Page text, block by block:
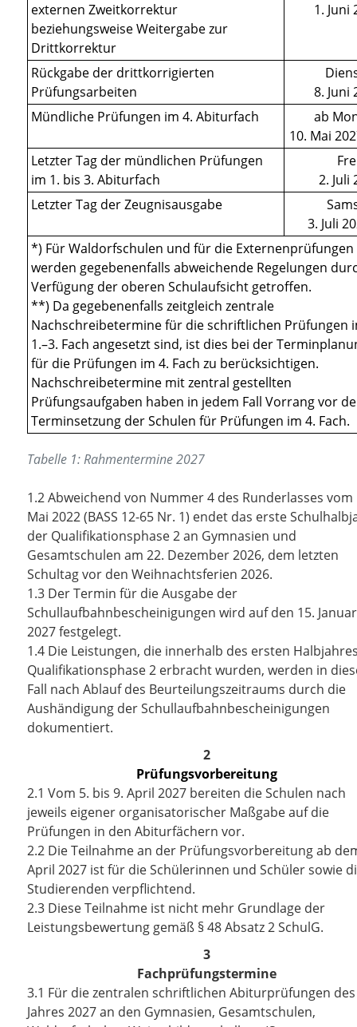
externen Zweitkorrektur
beziehungsweise Weitergabe zur
Drittkorrektur
1. Juni
Rückgabe der drittkorrigierten
Prüfungsarbeiten
8. Juni
Mündliche Prüfungen im 4. Abiturfach
ab
10. Mai
Letzter Tag der mündlichen Prüfungen
im 1. bis 3. Abiturfach
2. Juli
Letzter Tag der Zeugnisausgabe
3. Juli
*) Für Waldorfschulen und für die Externenprüfungen
werden gegebenenfalls abweichende Regelungen
Verfügung der oberen Schulaufsicht getroffen.
**) Da gegebenenfalls zeitgleich zentrale
Nachschreibetermine für die schriftlichen Prüfungen
1.–3. Fach angesetzt sind, ist dies bei der
für die Prüfungen im 4. Fach zu berücksichtigen.
Nachschreibetermine mit zentral gestellten
Prüfungsaufgaben haben in jedem Fall Vorrang vor
Terminsetzung der Schulen für Prüfungen im 4. Fach.
Tabelle 1: Rahmentermine 2027
1.2Abweichend von Nummer 4 des Runderlasses vom
Mai 2022 (BASS 12-65 Nr. 1) endet das erste
der Qualifikationsphase 2 an Gymnasien und
Gesamtschulen am 22. Dezember 2026, dem letzten
Schultag vor den Weihnachtsferien 2026.
1.3 Der Termin für die Ausgabe der
Schullaufbahnbescheinigungen wird auf den 15. Januar
2027 festgelegt.
1.4 Die Leistungen, die innerhalb des ersten
Qualifikationsphase 2 erbracht wurden, werden in
Fall nach Ablauf des Beurteilungszeitraums durch die
Aushändigung der Schullaufbahnbescheinigungen
dokumentiert.
2
Prüfungsvorbereitung
2.1 Vom 5. bis 9. April 2027 bereiten die Schulen nach
jeweils eigener organisatorischer Maßgabe auf die
Prüfungen in den Abiturfächern vor.
2.2 Die Teilnahme an der Prüfungsvorbereitung ab
April 2027 ist für die Schülerinnen und Schüler sowie
Studierenden verpflichtend.
2.3 Diese Teilnahme ist nicht mehr Grundlage der
Leistungsbewertung gemäß § 48 Absatz 2 SchulG.
3
Fachprüfungstermine
3.1 Für die zentralen schriftlichen Abiturprüfungen des
Jahres 2027 an den Gymnasien, Gesamtschulen,